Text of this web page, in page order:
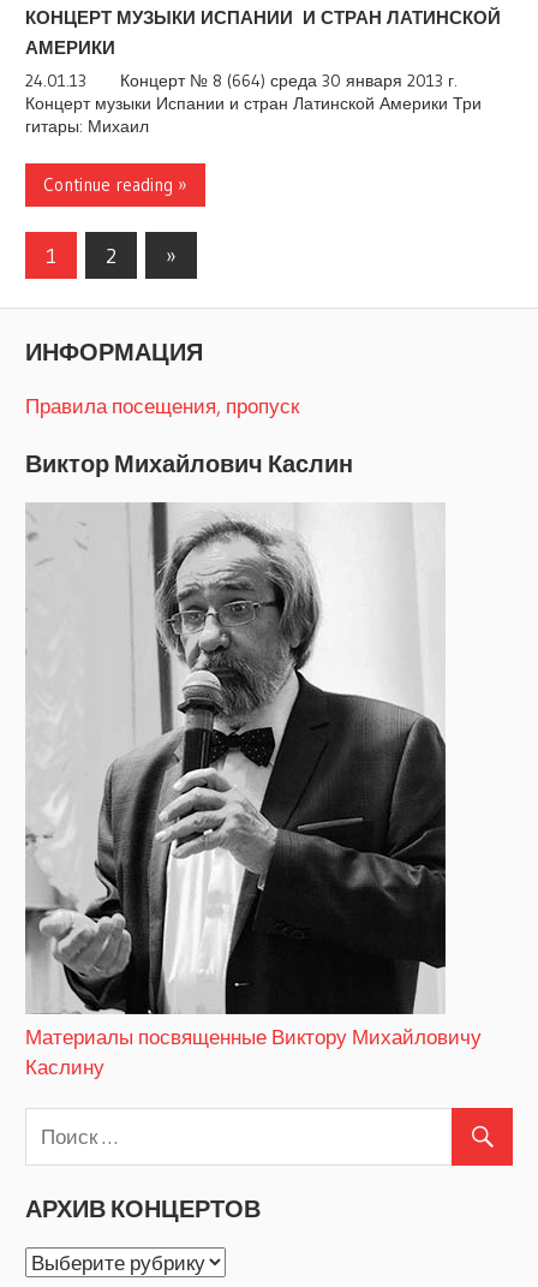
КОНЦЕРТ МУЗЫКИ ИСПАНИИ И СТРАН ЛАТИНСКОЙ
АМЕРИКИ
24.01.13 Концерт № 8 (664) среда 30 января 2013 г.
Концерт музыки Испании и стран Латинской Америки Три
гитары: Михаил
Continue reading »
Навигация
по
записям
1 2
Следующие
записи
»
ИНФОРМАЦИЯ
Правила посещения, пропуск
Виктор Михайлович Каслин
Материалы посвященные Виктору Михайловичу
Каслину
АРХИВ КОНЦЕРТОВ
АРХИВ